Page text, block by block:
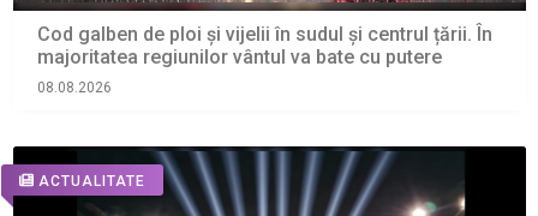
Cod galben de ploi și vijelii în sudul și centrul țării. În
majoritatea regiunilor vântul va bate cu putere
08.08.2026
ACTUALITATE